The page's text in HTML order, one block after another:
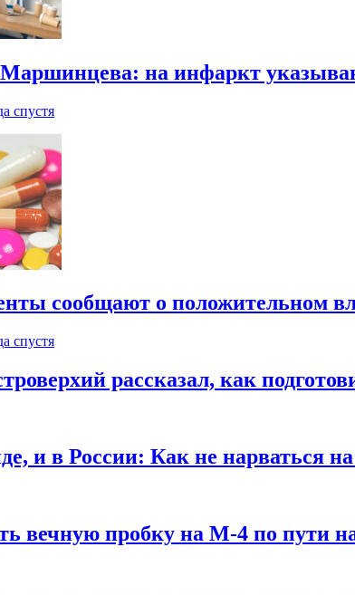
на инфаркт
спустя
сообщают о положительном
спустя
рассказал, как
и в России: Как не нарваться
вечную пробку на М-4 по пути